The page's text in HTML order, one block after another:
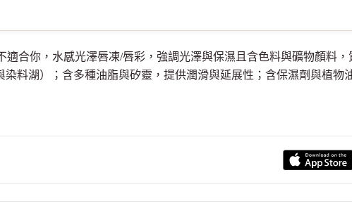
適合你，水感光澤唇凍/唇彩，強調光澤與保濕且含色料與礦物顏料，
料湖）；含多種油脂與矽靈，提供潤滑與延展性；含保濕劑與植物